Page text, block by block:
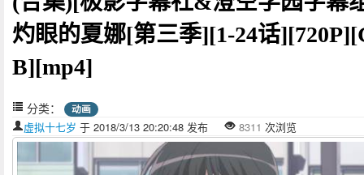
灼眼的夏娜[第三季][1-24话
B][mp4]
分类： 动画
虚拟十七岁 于 2018/3/13 20:20:48 发布 8311 次浏览